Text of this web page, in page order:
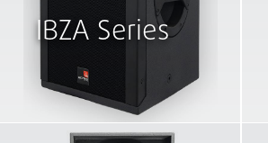
IBZA Series